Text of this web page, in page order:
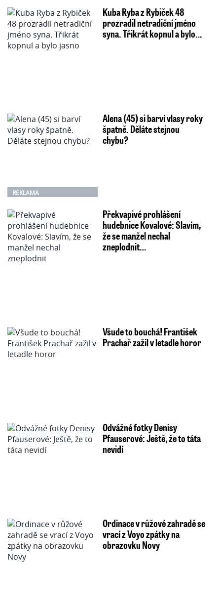
Kuba Ryba z Rybiček 48
prozradil netradiční jméno
syna. Třikrát kopnul a bylo…
REKLAMA
Alena (45) si barví vlasy roky
špatně. Děláte stejnou
chybu?
Překvapivé prohlášení
hudebnice Kovalové: Slavím,
že se manžel nechal
zneplodnit…
Všude to bouchá! František
Prachař zažil v letadle horor
Odvážné fotky Denisy
Pfauserové: Ještě, že to táta
nevidí
Ordinace v růžové zahradě se
vrací z Voyo zpátky na
obrazovku Novy